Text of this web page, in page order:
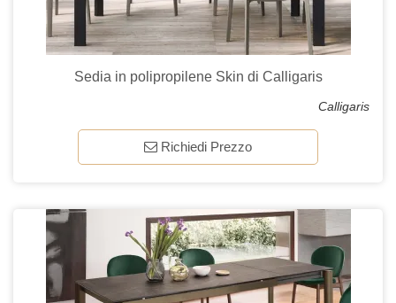
Sedia in polipropilene Skin di Calligaris
Calligaris
Richiedi Prezzo